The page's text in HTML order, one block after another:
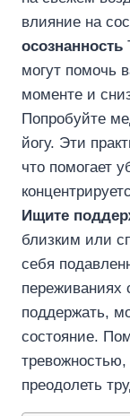
влияние на
осознанность
могут помочь
моменте и
Попробуйте
йогу. Эти
что помогает
Ищите
близким или
себя
переживаниях
поддержать,
состояние.
преодолеть